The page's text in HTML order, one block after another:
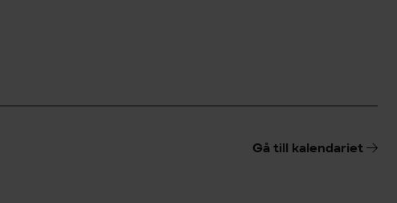
Gå till kalendariet